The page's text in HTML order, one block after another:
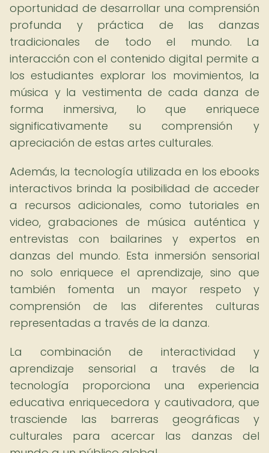
oportunidad de desarrollar una comprensión
profunda y práctica de las danzas
tradicionales de todo el mundo. La
interacción con el contenido digital permite a
los estudiantes explorar los movimientos, la
música y la vestimenta de cada danza de
forma inmersiva, lo que enriquece
significativamente su comprensión y
apreciación de estas artes culturales.
Además, la tecnología utilizada en los ebooks
interactivos brinda la posibilidad de acceder
a recursos adicionales, como tutoriales en
video, grabaciones de música auténtica y
entrevistas con bailarines y expertos en
danzas del mundo. Esta inmersión sensorial
no solo enriquece el aprendizaje, sino que
también fomenta un mayor respeto y
comprensión de las diferentes culturas
representadas a través de la danza.
La combinación de interactividad y
aprendizaje sensorial a través de la
tecnología proporciona una experiencia
educativa enriquecedora y cautivadora, que
trasciende las barreras geográficas y
culturales para acercar las danzas del